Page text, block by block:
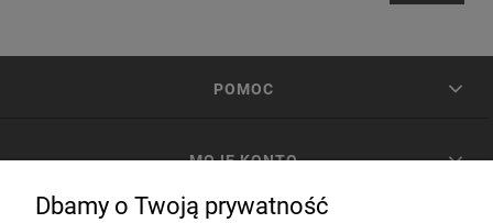
POMOC
MOJE KONTO
Dbamy o Twoją prywatność